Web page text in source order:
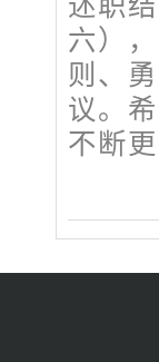
六）
则、
议。
不断